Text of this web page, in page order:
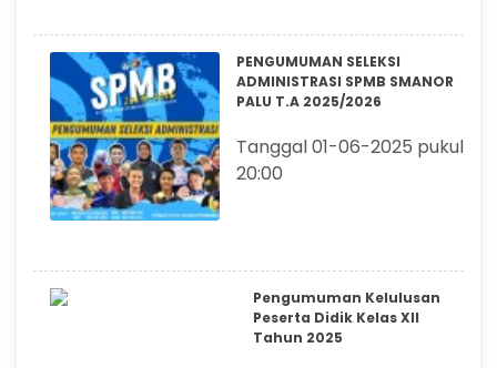
PENGUMUMAN SELEKSI
ADMINISTRASI SPMB SMANOR
PALU T.A 2025/2026
Tanggal 01-06-2025 pukul
20:00
Pengumuman Kelulusan
Peserta Didik Kelas XII
Tahun 2025